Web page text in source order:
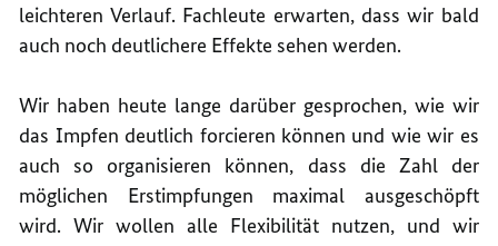
leichteren Verlauf. Fachleute erwarten, dass wir bald
auch noch deutlichere Effekte sehen werden.
Wir haben heute lange darüber gesprochen, wie wir
das Impfen deutlich forcieren können und wie wir es
auch so organisieren können, dass die Zahl der
möglichen Erstimpfungen maximal ausgeschöpft
wird. Wir wollen alle Flexibilität nutzen, und wir